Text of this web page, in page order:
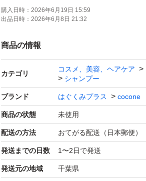
購入日時： 2026年6月19日 15:59
出品日時： 2026年6月8日 21:32
商品の情報
カテゴリ
コスメ、美容、ヘアケア
シャンプー
ブランド はぐくみプラス cocone
商品の状態 未使用
配送の方法 おてがる配送（日本郵便）
発送までの日数 1〜2日で発送
発送元の地域 千葉県